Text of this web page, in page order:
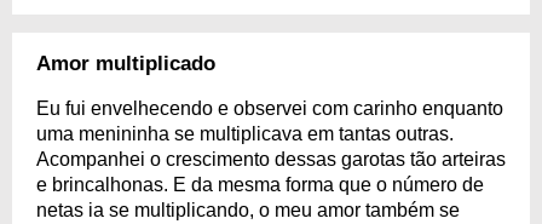
Amor multiplicado
Eu fui envelhecendo e observei com carinho enquanto
uma menininha se multiplicava em tantas outras.
Acompanhei o crescimento dessas garotas tão arteiras
e brincalhonas. E da mesma forma que o número de
netas ia se multiplicando, o meu amor também se